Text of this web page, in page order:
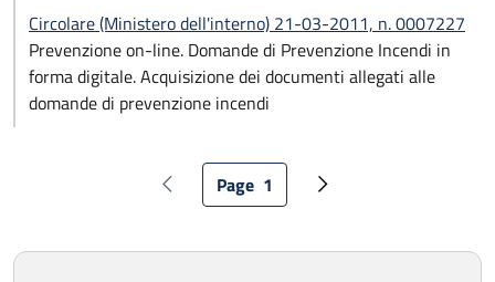
Circolare (Ministero dell'interno) 21-03-2011, n. 0007227
Prevenzione on-line. Domande di Prevenzione Incendi in
forma digitale. Acquisizione dei documenti allegati alle
domande di prevenzione incendi
Paginazione
Pagina precedente
Pagina attuale
Page 1 Pagina successiva